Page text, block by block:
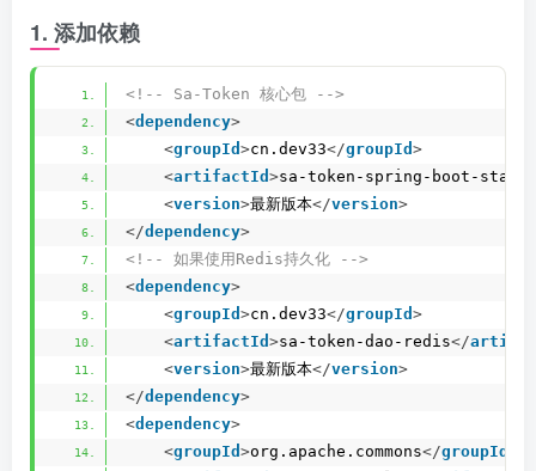
1. 添加依赖
<!-- Sa-Token 核心包 -->
<dependency>
<groupId >cn.dev33</groupId >
<artifactId >sa-token-spring-boot-
<version>最新版本</version>
</dependency>
<!-- 如果使用Redis持久化 -->
<dependency>
<groupId >cn.dev33</groupId >
<artifactId >sa-token-dao-redis</
<version>最新版本</version>
</dependency>
<dependency>
<groupId >org.apache.commons</groupId